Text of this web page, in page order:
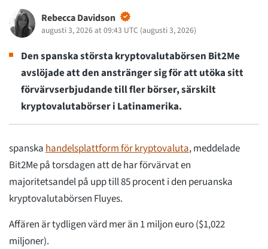
Rebecca Davidson
augusti 3, 2026 at 09:43 UTC (augusti 3, 2026)
Den spanska största kryptovalutabörsen Bit2Me
avslöjade att den anstränger sig för att utöka sitt
förvärvserbjudande till fler börser, särskilt
kryptovalutabörser i Latinamerika.
spanska handelsplattform för kryptovaluta, meddelade
Bit2Me på torsdagen att de har förvärvat en
majoritetsandel på upp till 85 procent i den peruanska
kryptovalutabörsen Fluyes.
Affären är tydligen värd mer än 1 miljon euro ($1,022
miljoner).